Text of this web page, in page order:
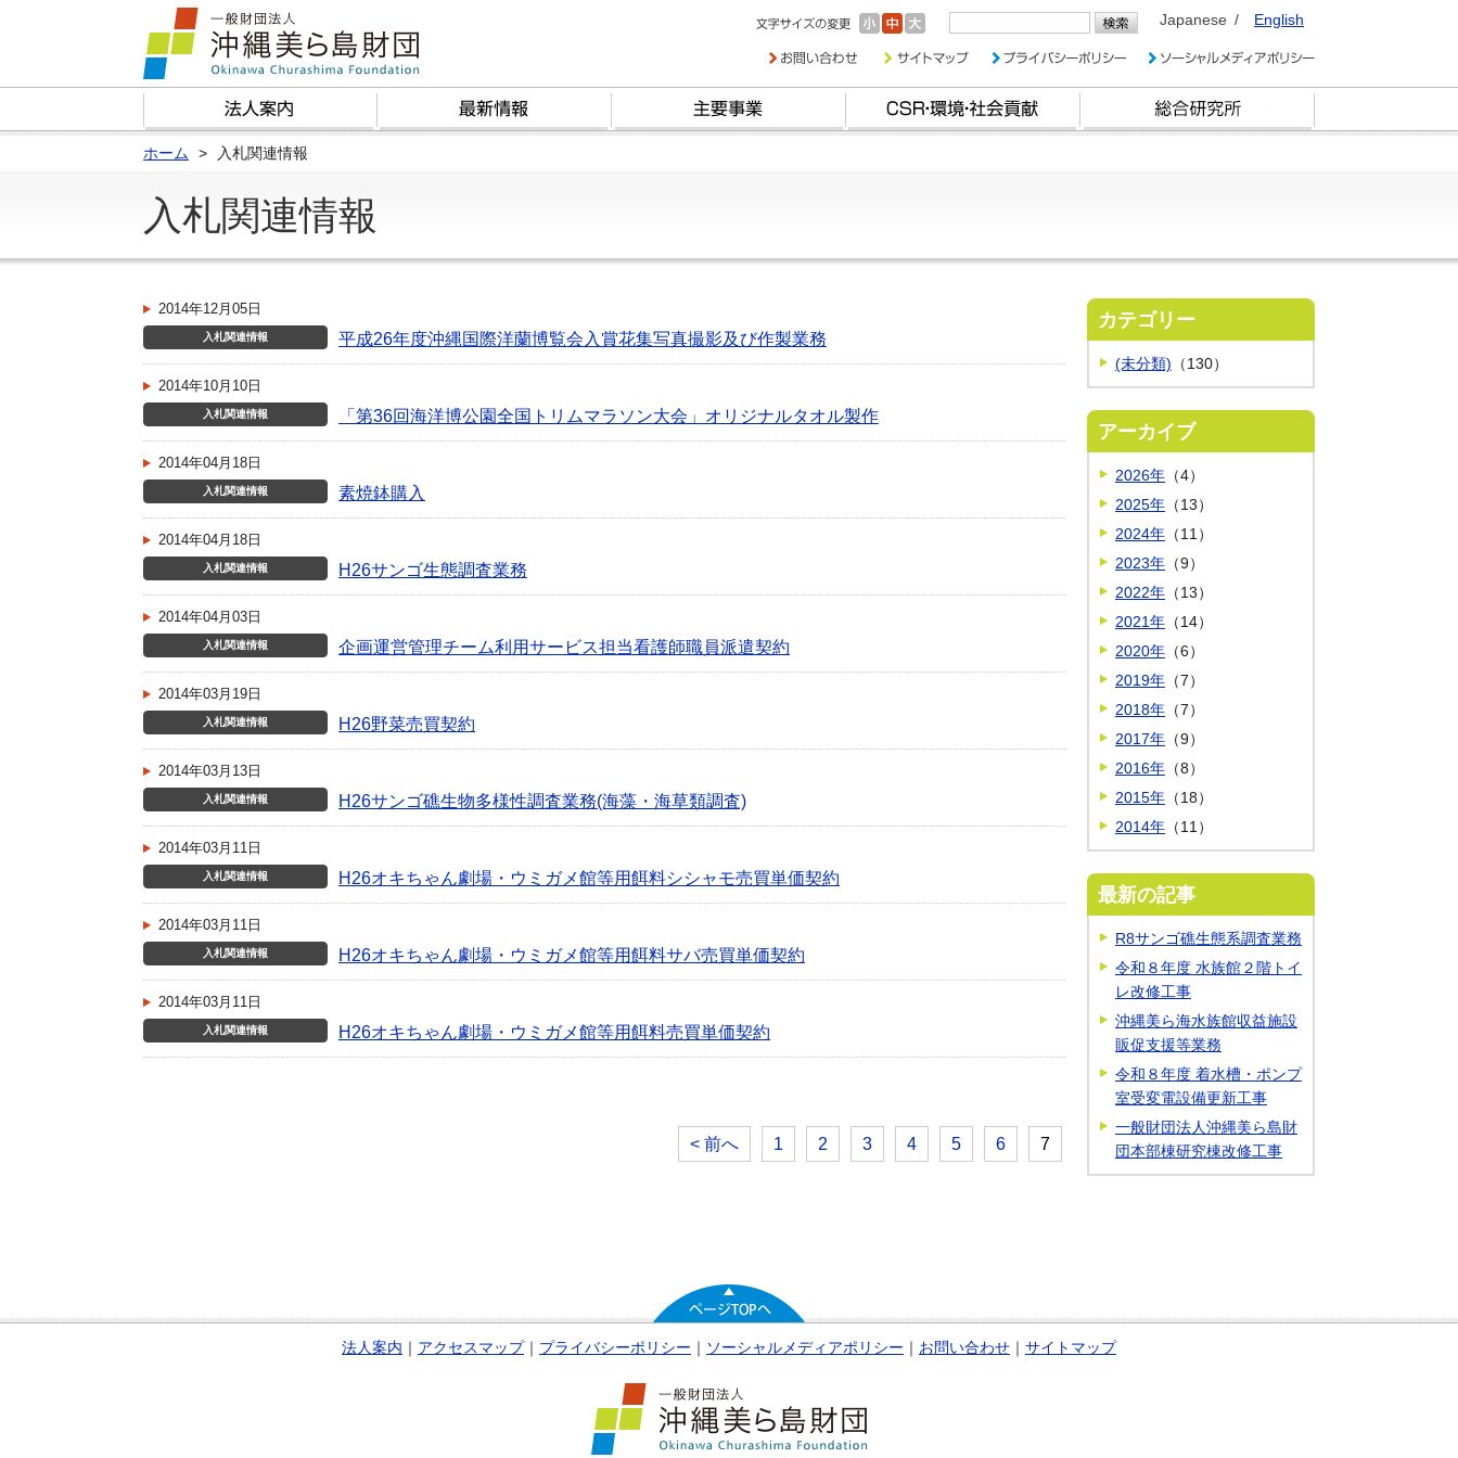
Japanese English
ホーム 入札関連情報
入札関連情報
2014年12月05日
入札関連情報 平成26年度沖縄国際洋蘭博覧会入賞花集写真撮影及び作製業務
2014年10月10日
入札関連情報 「第36回海洋博公園全国トリムマラソン大会」オリジナルタオル製作
2014年04月18日
入札関連情報 素焼鉢購入
2014年04月18日
入札関連情報 H26サンゴ生態調査業務
2014年04月03日
入札関連情報 企画運営管理チーム利用サービス担当看護師職員派遣契約
2014年03月19日
入札関連情報 H26野菜売買契約
2014年03月13日
入札関連情報 H26サンゴ礁生物多様性調査業務(海藻・海草類調査)
2014年03月11日
入札関連情報 H26オキちゃん劇場・ウミガメ館等用餌料シシャモ売買単価契約
2014年03月11日
入札関連情報 H26オキちゃん劇場・ウミガメ館等用餌料サバ売買単価契約
2014年03月11日
入札関連情報 H26オキちゃん劇場・ウミガメ館等用餌料売買単価契約
< 前へ 1 2 3 4 5 6 7
カテゴリー
(未分類) （130）
アーカイブ
2026年 （4）
2025年 （13）
2024年 （11）
2023年 （9）
2022年 （13）
2021年 （14）
2020年 （6）
2019年 （7）
2018年 （7）
2017年 （9）
2016年 （8）
2015年 （18）
2014年 （11）
最新の記事
R8サンゴ礁生態系調査業務
令和８年度 水族館２階トイ
レ改修工事
沖縄美ら海水族館収益施設
販促支援等業務
令和８年度 着水槽・ポンプ
室受変電設備更新工事
一般財団法人沖縄美ら島財
団本部棟研究棟改修工事
法人案内 ｜ アクセスマップ｜ プライバシーポリシー ｜ ソーシャルメディアポリシー ｜ お問い合わせ ｜ サイトマップ